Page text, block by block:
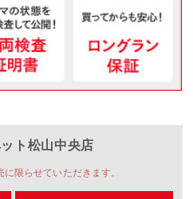
ト 松山中央店
限らせていただきます。